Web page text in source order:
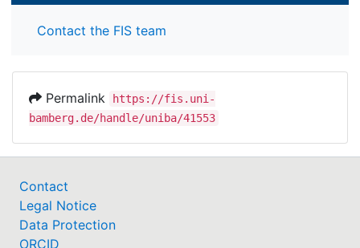
Contact the FIS team
Permalink
https://fis.uni-
bamberg.de/handle/uniba/41553
Contact
Legal Notice
Data Protection
ORCID